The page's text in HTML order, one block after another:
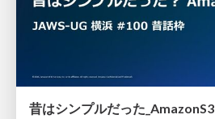
昔はシンプルだった_AmazonS3